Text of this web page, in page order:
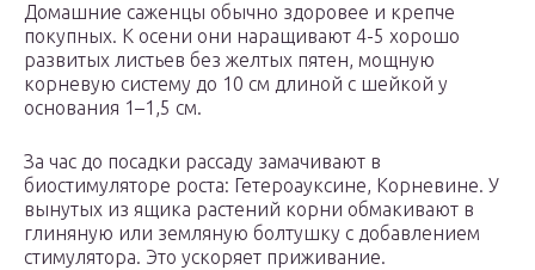
Домашние саженцы обычно здоровее и крепче
покупных. К осени они наращивают 4-5 хорошо
развитых листьев без желтых пятен, мощную
корневую систему до 10 см длиной с шейкой у
основания 1–1,5 см.
За час до посадки рассаду замачивают в
биостимуляторе роста: Гетероауксине, Корневине. У
вынутых из ящика растений корни обмакивают в
глиняную или земляную болтушку с добавлением
стимулятора. Это ускоряет приживание.